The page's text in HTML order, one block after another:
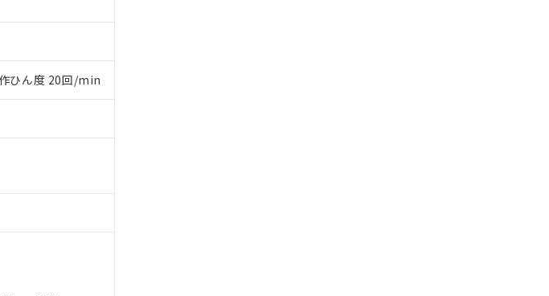
ひん度 20回/min
さい。
在庫状況および標準価格(税抜)を提供させていただ
の対象外となる商品もあることをご了承ください。
る更新日時点での社内データに基づき作成されるも
標準価格とは異なる場合があることをご了承くださ
先、またはお客様担当のオムロン制御機器販売店・
なく第三者に漏洩または開示しないようお願いしま
た製品に切り替える予定のある商品です。
対応の商品で、対応品を出す予定はありません。
応状況を調査中または確認中の商品です。
関係のない商品です。
含有品と判明した場合などやむを得ず変更すること
以下、
以下、ポリ臭化ジフェニルエーテル類(PBDE) 1000ppm以下、
フタル酸ブチルベンジル（BBP） 1000ppm以下、フタル酸ジブチ
以下
ことがあります。
であることを示します。
えていることを示します。
ださい。
、
、 PBDEs(ポリ臭化ジフェニルエーテル類) : 1000ppm、
、 BBP(フタル酸ブチルベンジル) : 1000ppm、
外国貿易法に定める商品（以下｢規制貨物等」とい
るなど、違法に輸出されないよう必要な手段を講じ
、生物兵器またはその他武器並びにこれらの製造装
記1、2および3の内容を当該第三者に通知します。
違法に輸出するおそれがある場合は、取り引きをい
のお取引先、またはお客様担当のオムロン制御